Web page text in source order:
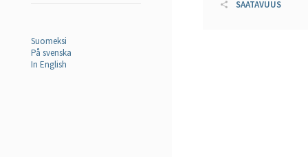
Suomeksi
På svenska
In English
SAATAVUUS